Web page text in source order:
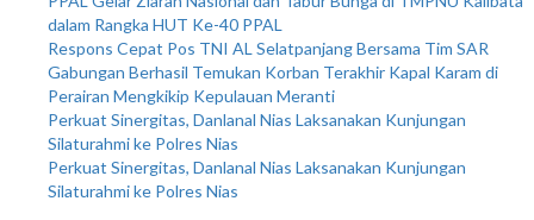
dalam Rangka HUT Ke-40 PPAL
Respons Cepat Pos TNI AL Selatpanjang Bersama Tim SAR
Gabungan Berhasil Temukan Korban Terakhir Kapal Karam di
Perairan Mengkikip Kepulauan Meranti
Perkuat Sinergitas, Danlanal Nias Laksanakan Kunjungan
Silaturahmi ke Polres Nias
Perkuat Sinergitas, Danlanal Nias Laksanakan Kunjungan
Silaturahmi ke Polres Nias